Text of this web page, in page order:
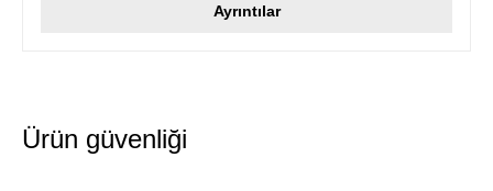
Ayrıntılar
Ürün güvenliği